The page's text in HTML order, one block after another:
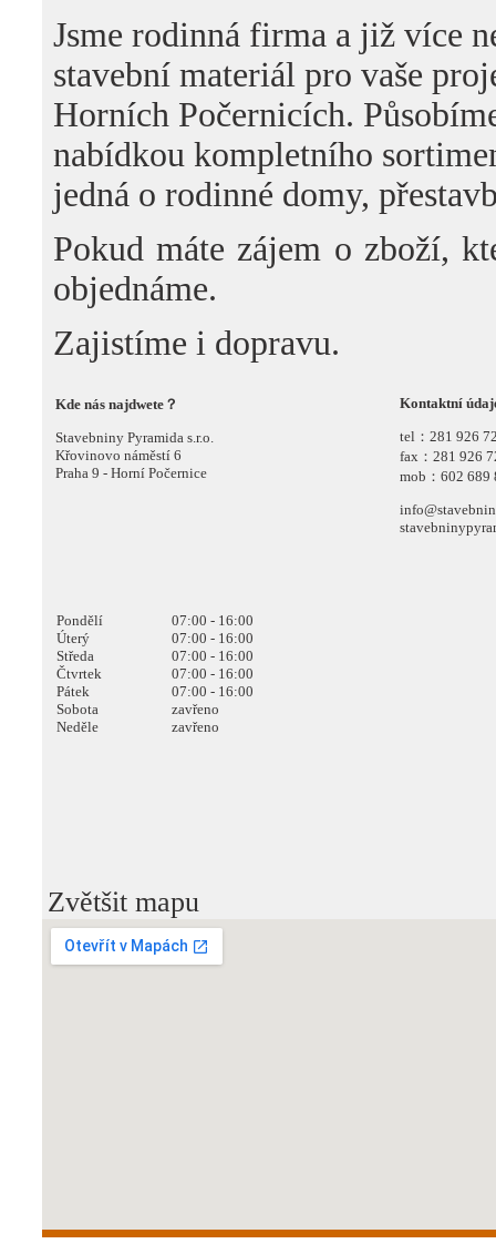
Jsme rodinná firma a již více
stavební materiál pro vaše
Horních Počernicích.
nabídkou kompletního
jedná o rodinné domy,
Pokud máte zájem o zboží,
objednáme.
Zajistíme i dopravu.
Kde nás najdwete？
Stavebniny Pyramida s.r.o.
Křovinovo náměstí 6
Praha 9 - Horní Počernice
Kontaktní
tel：281 926
fax：281 926
mob ：602 689
Pondělí
Úterý
Středa
Čtvrtek
Pátek
Sobota
Neděle
07:00 - 16:00
07:00 - 16:00
07:00 - 16:00
07:00 - 16:00
07:00 - 16:00
zavřeno
zavřeno
Zvětšit mapu